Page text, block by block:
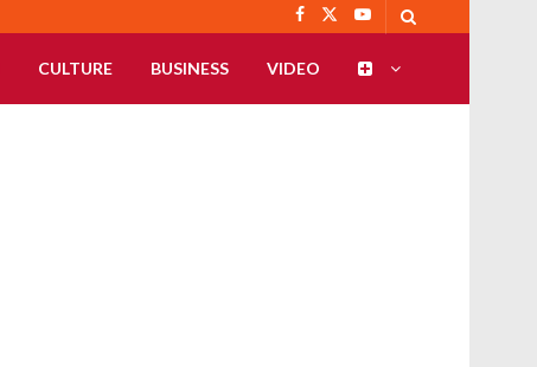
CULTURE BUSINESS VIDEO